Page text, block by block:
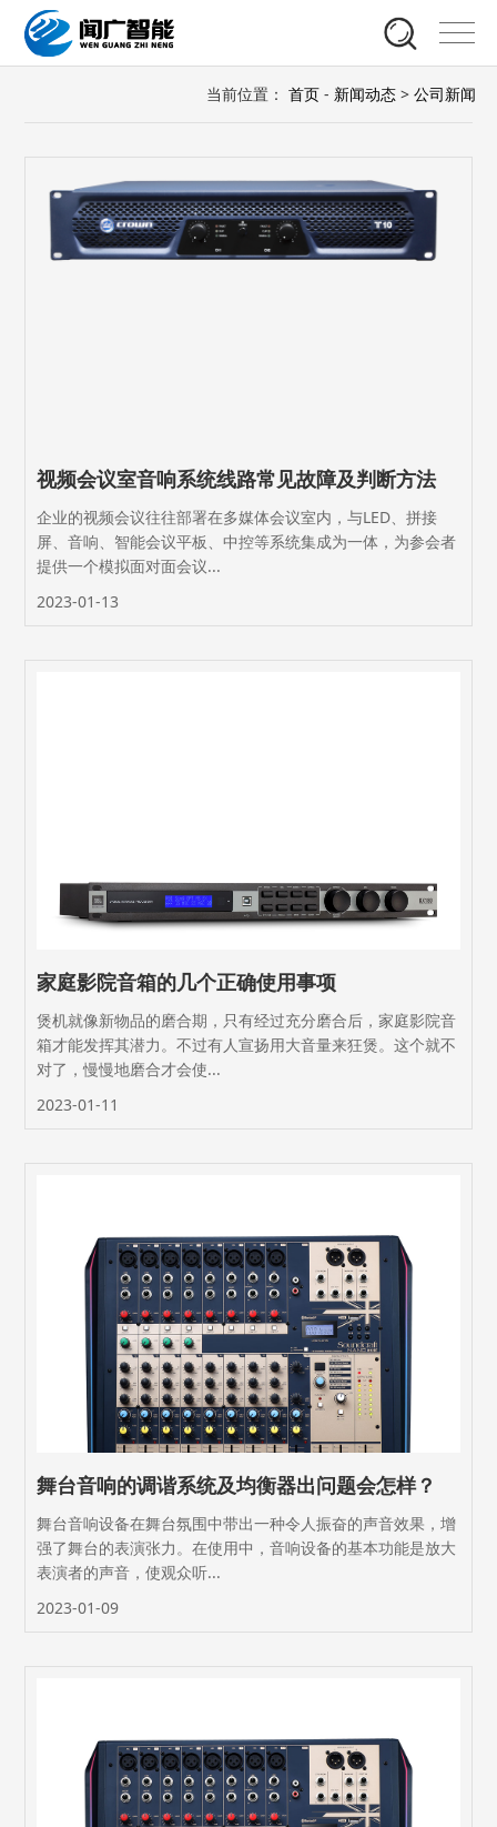
当前位置：首页 - 新闻动态 >公司新闻
视频会议室音响系统线路常见故障及判断方法
企业的视频会议往往部署在多媒体会议室内，与LED、拼接
屏、音响、智能会议平板、中控等系统集成为一体，为参会者
提供一个模拟面对面会议...
2023-01-13
家庭影院音箱的几个正确使用事项
煲机就像新物品的磨合期，只有经过充分磨合后，家庭影院音
箱才能发挥其潜力。不过有人宣扬用大音量来狂煲。这个就不
对了，慢慢地磨合才会使...
2023-01-11
舞台音响的调谐系统及均衡器出问题会怎样？
舞台音响设备在舞台氛围中带出一种令人振奋的声音效果，增
强了舞台的表演张力。在使用中，音响设备的基本功能是放大
表演者的声音，使观众听...
2023-01-09